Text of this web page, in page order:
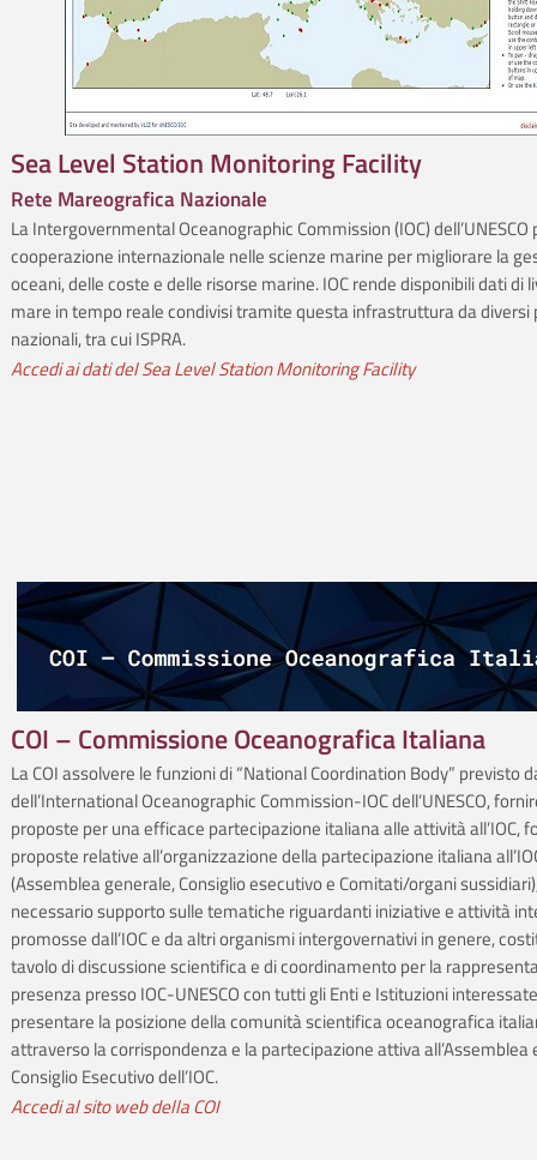
Sea Level Station Monitoring Facility
Rete Mareografica Nazionale
La Intergovernmental Oceanographic Commission (IOC)
cooperazione internazionale nelle scienze marine per migliorare la
oceani, delle coste e delle risorse marine. IOC rende disponibili dati di
mare in tempo reale condivisi tramite questa infrastruttura da diversi
nazionali, tra cui ISPRA.
Accedi ai dati del Sea Level Station Monitoring Facility
COI – Commissione Oceanografica Italiana
La COI assolvere le funzioni di “National Coordination Body” previsto
dell’International Oceanographic Commission-IOC dell’UNESCO,
proposte per una efficace partecipazione italiana alle attività all’IOC,
proposte relative all’organizzazione della partecipazione italiana
(Assemblea generale, Consiglio esecutivo e Comitati/organi
necessario supporto sulle tematiche riguardanti iniziative e attività
promosse dall’IOC e da altri organismi intergovernativi in genere,
tavolo di discussione scientifica e di coordinamento per la
presenza presso IOC-UNESCO con tutti gli Enti e Istituzioni
presentare la posizione della comunità scientifica oceanografica
attraverso la corrispondenza e la partecipazione attiva all’Assemblea
Consiglio Esecutivo dell’IOC.
Accedi al sito web della COI